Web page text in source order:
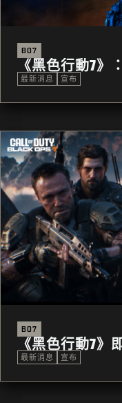
BO7
《黑色行動7》
最新消息 宣布
BO7
《黑色行動7》
最新消息 宣布